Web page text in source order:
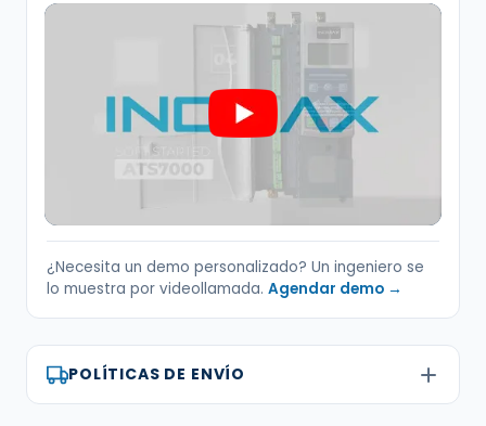
¿Necesita un demo personalizado? Un ingeniero se
lo muestra por videollamada. Agendar demo →
POLÍTICAS DE ENVÍO